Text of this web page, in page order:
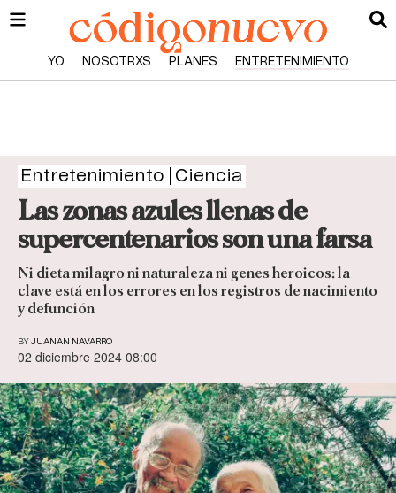
YO NOSOTRXS PLANES ENTRETENIMIENTO
Entretenimiento Ciencia
Las zonas azules llenas de
supercentenarios son una farsa
Ni dieta milagro ni naturaleza ni genes heroicos: la
clave está en los errores en los registros de nacimiento
y defunción
BY JUANAN NAVARRO
02 diciembre 2024 08:00